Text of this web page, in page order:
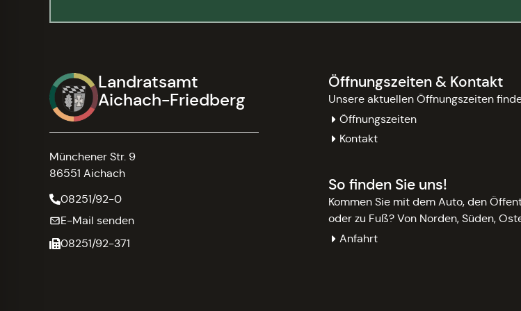
Landratsamt
Aichach-Friedberg
Münchener Str. 9
86551 Aichach
08251/92-0
E-Mail senden
08251/92-371
Öffnungszeiten & Kontakt
Unsere aktuellen Öffnungszeiten
Öffnungszeiten
Kontakt
So finden Sie uns!
Kommen Sie mit dem Auto, den
oder zu Fuß? Von Norden, Süden,
Anfahrt